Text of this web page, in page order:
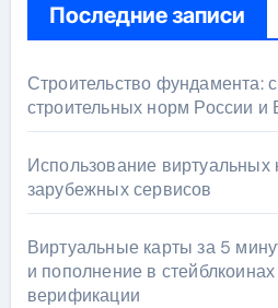
Последние записи
Строительство фундамента:
строительных норм России и
Использование виртуальных
зарубежных сервисов
Виртуальные карты за 5
и пополнение в
верификации